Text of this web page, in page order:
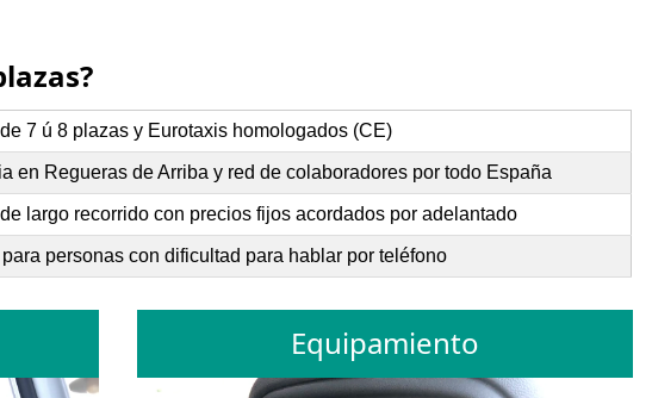
7 ú 8 plazas y Eurotaxis homologados (CE)
en Regueras de Arriba y red de colaboradores por todo España
largo recorrido con precios fijos acordados por adelantado
personas con dificultad para hablar por teléfono
Equipamiento